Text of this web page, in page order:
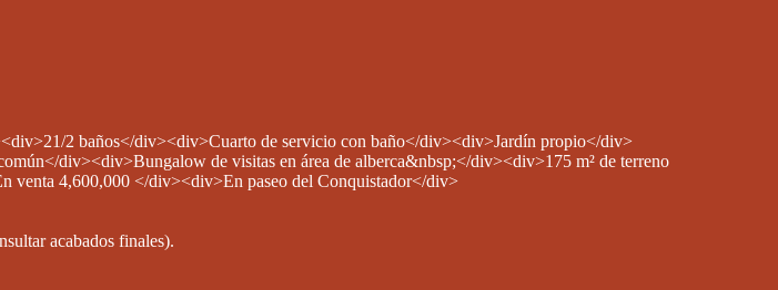
2 baños</div><div>Cuarto de servicio con baño</div><div>Jardín propio</div>
div><div>Bungalow de visitas en área de alberca&nbsp;</div><div>175 m² de terreno
venta 4,600,000 </div><div>En paseo del Conquistador</div>
acabados finales).